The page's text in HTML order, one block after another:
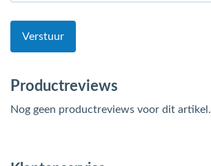
Verstuur
Productreviews
Nog geen productreviews voor dit artikel.